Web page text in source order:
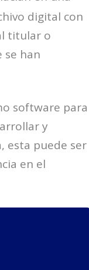
digital con
titular o
se han
software para
y
esta puede ser
en el